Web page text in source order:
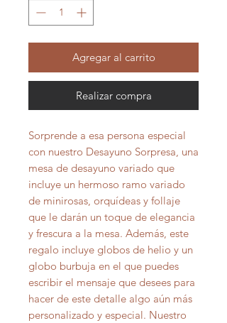
Agregar al carrito
Realizar compra
Sorprende a esa persona especial
con nuestro Desayuno Sorpresa, una
mesa de desayuno variado que
incluye un hermoso ramo variado
de minirosas, orquídeas y follaje
que le darán un toque de elegancia
y frescura a la mesa. Además, este
regalo incluye globos de helio y un
globo burbuja en el que puedes
escribir el mensaje que desees para
hacer de este detalle algo aún más
personalizado y especial. Nuestro